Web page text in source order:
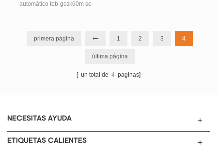
automático tob-gcsk60m se
supercondensador, lo que hace
del capacitor, el lugar de sellado
de contacto. Al mismo tiempo,
primera página 1 2 3 4
última página
[ un total de 4 paginas]
NECESITAS AYUDA
ETIQUETAS CALIENTES